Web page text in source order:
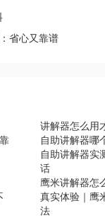
省心又靠谱
讲解器怎么用
自助讲解器哪
自助讲解器实
话
鹰米讲解器怎
真实体验｜鹰
法